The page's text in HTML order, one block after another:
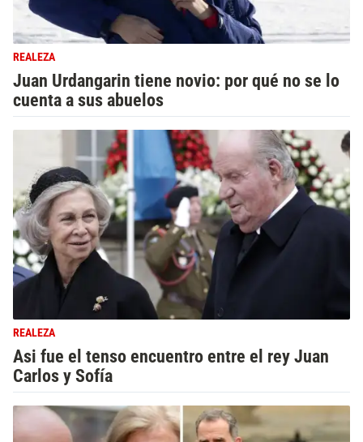
REALEZA
Juan Urdangarin tiene novio: por qué no se lo
cuenta a sus abuelos
REALEZA
Asi fue el tenso encuentro entre el rey Juan
Carlos y Sofía